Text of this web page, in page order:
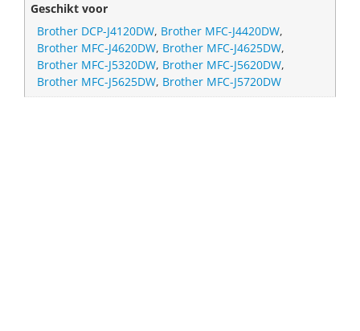
Geschikt voor
Brother DCP-J4120DW, Brother MFC-J4420DW,
Brother MFC-J4620DW, Brother MFC-J4625DW,
Brother MFC-J5320DW, Brother MFC-J5620DW,
Brother MFC-J5625DW, Brother MFC-J5720DW